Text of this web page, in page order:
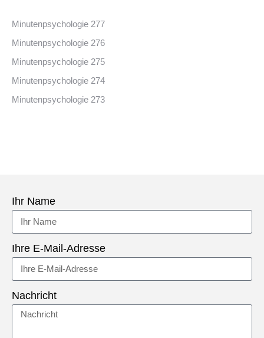
Minutenpsychologie 277
Minutenpsychologie 276
Minutenpsychologie 275
Minutenpsychologie 274
Minutenpsychologie 273
Ihr Name
Ihre E-Mail-Adresse
Nachricht